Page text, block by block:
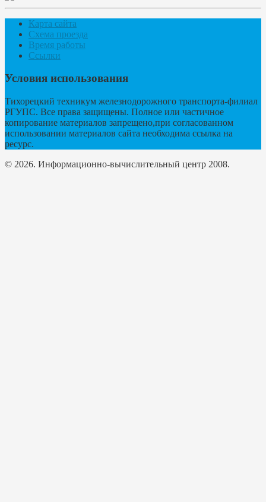
Карта сайта
Схема проезда
Время работы
Ссылки
Условия использования
Тихорецкий техникум железнодорожного транспорта-филиал
РГУПС. Все права защищены. Полное или частичное
копирование материалов запрещено,при согласованном
использовании материалов сайта необходима ссылка на
ресурс.
© 2026. Информационно-вычислительный центр 2008.